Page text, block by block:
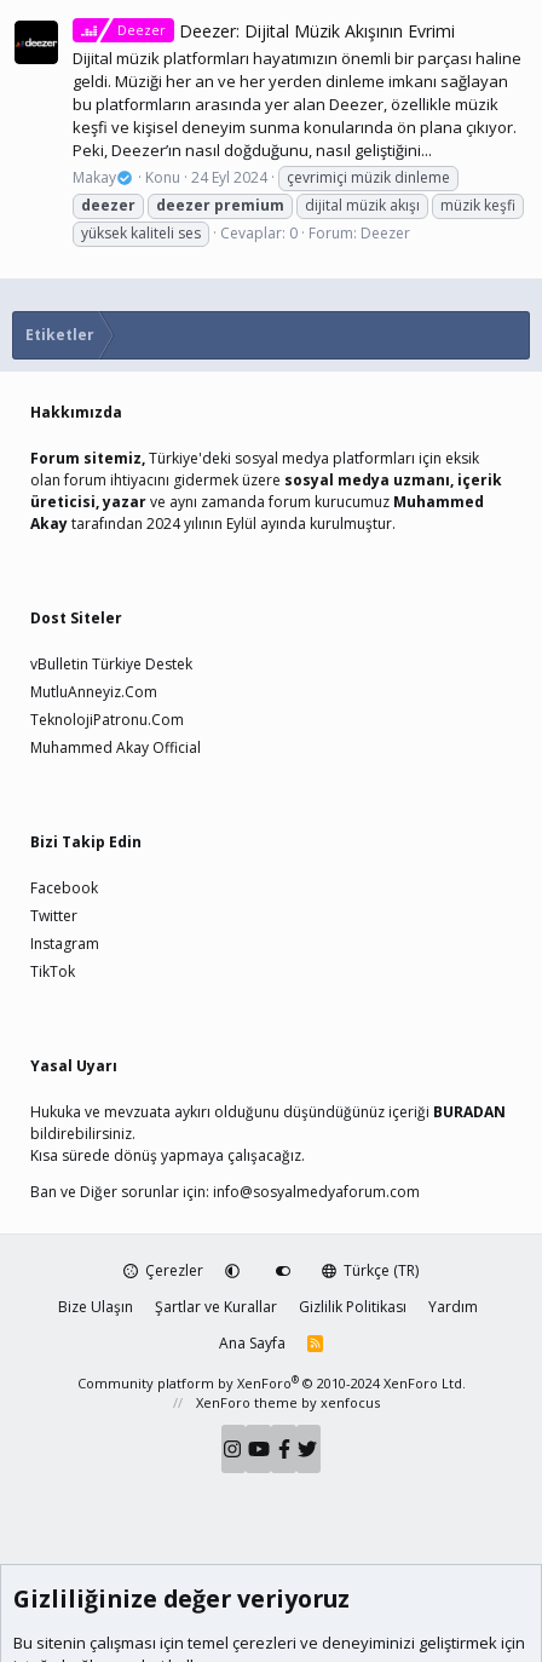
Deezer Deezer: Dijital Müzik Akışının Evrimi
Dijital müzik platformları hayatımızın önemli bir parçası haline
geldi. Müziği her an ve her yerden dinleme imkanı sağlayan
bu platformların arasında yer alan Deezer, özellikle müzik
keşfi ve kişisel deneyim sunma konularında ön plana çıkıyor.
Peki, Deezer’ın nasıl doğduğunu, nasıl geliştiğini...
Makay Konu 24 Eyl 2024
çevrimiçi müzik dinleme
deezer
deezer premium dijital müzik akışı
müzik keşfi
yüksek kaliteli ses
Cevaplar: 0 Forum: Deezer
Etiketler
Hakkımızda
Forum sitemiz,Türkiye'deki sosyal medya platformları için eksik
olan forum ihtiyacını gidermek üzere sosyal medya uzmanı, içerik
üreticisi, yazarve aynı zamanda forum kurucumuz Muhammed
Akaytarafından 2024 yılının Eylül ayında kurulmuştur.
Dost Siteler
vBulletin Türkiye Destek
MutluAnneyiz.Com
TeknolojiPatronu.Com
Muhammed Akay Official
Bizi Takip Edin
Facebook
Twitter
Instagram
TikTok
Yasal Uyarı
Hukuka ve mevzuata aykırı olduğunu düşündüğünüz içeriği BURADAN
bildirebilirsiniz.
Kısa sürede dönüş yapmaya çalışacağız.
Ban ve Diğer sorunlar için: info@sosyalmedyaforum.com
Çerezler
Türkçe (TR)
Bize Ulaşın
Şartlar ve Kurallar Gizlilik Politikası
Yardım
Ana Sayfa
R
S
Community platform by XenForo® © 2010-2024 XenForo Ltd.
XenForo theme by xenfocus
Gizliliğinize değer veriyoruz
Bu sitenin çalışması için temel çerezleri ve deneyiminizi geliştirmek için